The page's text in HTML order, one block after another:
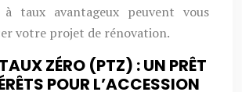
à taux avantageux peuvent vous
votre projet de rénovation.
ZÉRO (PTZ) : UN PRÊT
POUR L’ACCESSION